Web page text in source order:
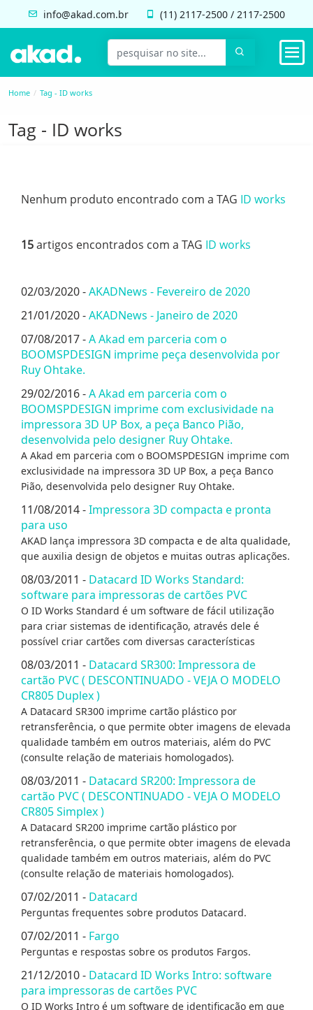
info@akad.com.br (11) 2117-2500 / 2117-2500
Home Tag - ID works
Tag - ID works
Nenhum produto encontrado com a TAG ID works
15artigos encontrados com a TAG ID works
02/03/2020 -AKADNews - Fevereiro de 2020
21/01/2020 -AKADNews - Janeiro de 2020
07/08/2017 -A Akad em parceria com o
BOOMSPDESIGN imprime peça desenvolvida por
Ruy Ohtake.
29/02/2016 -A Akad em parceria com o
BOOMSPDESIGN imprime com exclusividade na
impressora 3D UP Box, a peça Banco Pião,
desenvolvida pelo designer Ruy Ohtake.
A Akad em parceria com o BOOMSPDESIGN imprime com
exclusividade na impressora 3D UP Box, a peça Banco
Pião, desenvolvida pelo designer Ruy Ohtake.
11/08/2014 -Impressora 3D compacta e pronta
para uso
AKAD lança impressora 3D compacta e de alta qualidade,
que auxilia design de objetos e muitas outras aplicações.
08/03/2011 - Datacard ID Works Standard:
software para impressoras de cartões PVC
O ID Works Standard é um software de fácil utilização
para criar sistemas de identificação, através dele é
possível criar cartões com diversas características
08/03/2011 - Datacard SR300: Impressora de
cartão PVC ( DESCONTINUADO - VEJA O MODELO
CR805 Duplex )
A Datacard SR300 imprime cartão plástico por
retransferência, o que permite obter imagens de elevada
qualidade também em outros materiais, além do PVC
(consulte relação de materiais homologados).
08/03/2011 - Datacard SR200: Impressora de
cartão PVC ( DESCONTINUADO - VEJA O MODELO
CR805 Simplex )
A Datacard SR200 imprime cartão plástico por
retransferência, o que permite obter imagens de elevada
qualidade também em outros materiais, além do PVC
(consulte relação de materiais homologados).
07/02/2011 - Datacard
Perguntas frequentes sobre produtos Datacard.
07/02/2011 - Fargo
Perguntas e respostas sobre os produtos Fargos.
21/12/2010 - Datacard ID Works Intro: software
para impressoras de cartões PVC
O ID Works Intro é um software de identificação em que